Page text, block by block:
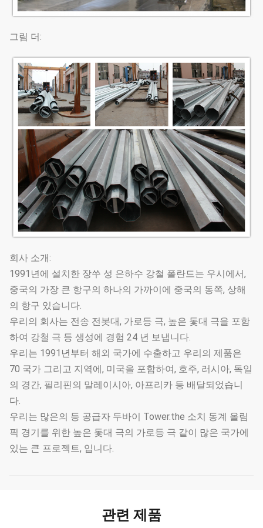
그림 더:
회사 소개:
1991년에 설치한 장쑤 성 은하수 강철 폴란드는 우시에서,
중국의 가장 큰 항구의 하나의 가까이에 중국의 동쪽, 상해
의 항구 있습니다.
우리의 회사는 전송 전봇대, 가로등 극, 높은 돛대 극을 포함
하여 강철 극 등 생성에 경험 24 년 보냅니다.
우리는 1991년부터 해외 국가에 수출하고 우리의 제품은
70 국가 그리고 지역에, 미국을 포함하여, 호주, 러시아, 독일
의 경간, 필리핀의 말레이시아, 아프리카 등 배달되었습니
다.
우리는 많은의 등 공급자 두바이 Tower.the 소치 동계 올림
픽 경기를 위한 높은 돛대 극의 가로등 극 같이 많은 국가에
있는 큰 프로젝트, 입니다.
관련 제품